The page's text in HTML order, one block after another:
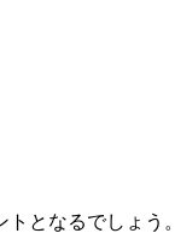
となるでしょう。